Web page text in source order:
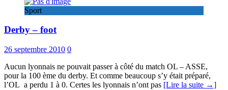
Sport
Derby – foot
26 septembre 2010 0
Aucun lyonnais ne pouvait passer à côté du match OL – ASSE,
pour la 100 ème du derby. Et comme beaucoup s’y était préparé,
l’OL a perdu 1 à 0. Certes les lyonnais n’ont pas [Lire la suite →]